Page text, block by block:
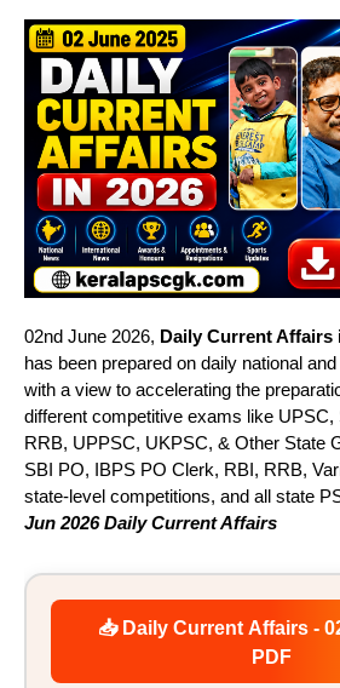
02nd June 2026, Daily Current Affairs
has been prepared on daily national
with a view to accelerating the
different competitive exams like
RRB, UPPSC, UKPSC, & Other State
SBI PO, IBPS PO Clerk, RBI, RRB,
state-level competitions, and all state
Jun 2026 Daily Current Affairs
📥 Daily Current Affairs -
PDF